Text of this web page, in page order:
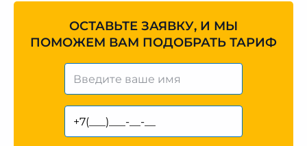
ОСТАВЬТЕ ЗАЯВКУ, И МЫ
ПОМОЖЕМ ВАМ ПОДОБРАТЬ ТАРИФ